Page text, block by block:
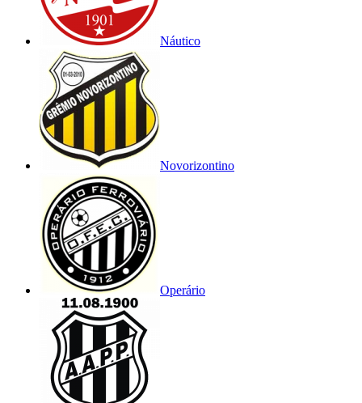
Náutico
Novorizontino
Operário